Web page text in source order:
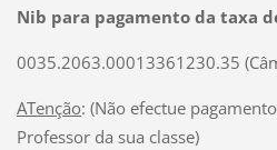
Nib para pagamento da taxa
0035.2063.00013361230.35
ATenção: (Não efectue
Professor da sua classe)